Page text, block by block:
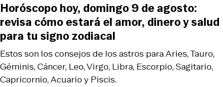
Estos son los consejos de los astros para Aries, Tauro,
Géminis, Cáncer, Leo, Virgo, Libra, Escorpio, Sagitario,
Capricornio, Acuario y Piscis.
Horóscopo hoy, domingo 9 de agosto:
revisa cómo estará el amor, dinero y salud
para tu signo zodiacal